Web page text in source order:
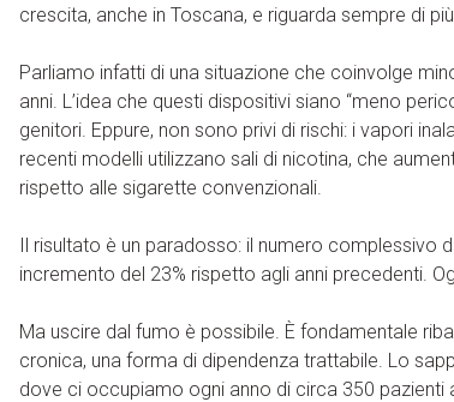
crescita, anche in Toscana, e riguarda sempre di
Parliamo infatti di una situazione che coinvolge
anni. L’idea che questi dispositivi siano “meno
genitori. Eppure, non sono privi di rischi: i vapori
recenti modelli utilizzano sali di nicotina, che
rispetto alle sigarette convenzionali.
Il risultato è un paradosso: il numero complessivo
incremento del 23% rispetto agli anni precedenti.
Ma uscire dal fumo è possibile. È fondamentale
cronica, una forma di dipendenza trattabile. Lo
dove ci occupiamo ogni anno di circa 350